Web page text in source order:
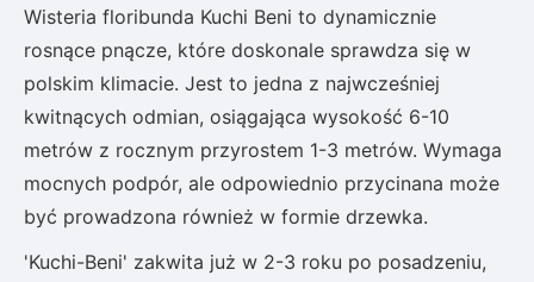
Wisteria floribunda Kuchi Beni to dynamicznie
rosnące pnącze, które doskonale sprawdza się w
polskim klimacie. Jest to jedna z najwcześniej
kwitnących odmian, osiągająca wysokość 6-10
metrów z rocznym przyrostem 1-3 metrów. Wymaga
mocnych podpór, ale odpowiednio przycinana może
być prowadzona również w formie drzewka.
'Kuchi-Beni' zakwita już w 2-3 roku po posadzeniu,